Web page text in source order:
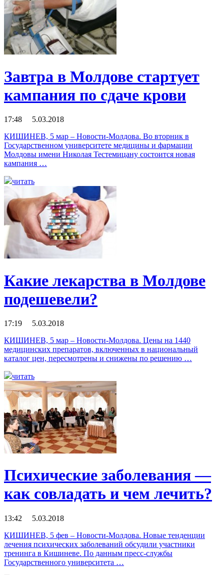
Завтра в Молдове стартует
кампания по сдаче крови
17:48 5.03.2018
КИШИНЕВ, 5 мар – Новости-Молдова. Во вторник в
Государственном университете медицины и фармации
Молдовы имени Николая Тестемицану состоится новая
кампания …
читать
Какие лекарства в Молдове
подешевели?
17:19 5.03.2018
КИШИНЕВ, 5 мар – Новости-Молдова. Цены на 1440
медицинских препаратов, включенных в национальный
каталог цен, пересмотрены и снижены по решению …
читать
Психические заболевания —
как совладать и чем лечить?
13:42 5.03.2018
КИШИНЕВ, 5 фев – Новости-Молдова. Новые тенденции
лечения психических заболеваний обсудили участники
тренинга в Кишиневе. По данным пресс-службы
Государственного университета …